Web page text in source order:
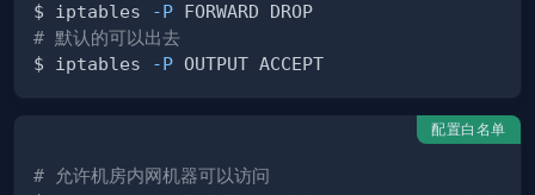
$ iptables
-P
# 默认的可以出去
$ iptables
-P
配置白名单
# 允许机房内网机器可以访问